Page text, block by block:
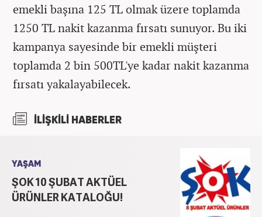
emekli başına 125 TL olmak üzere toplamda
1250 TL nakit kazanma fırsatı sunuyor. Bu iki
kampanya sayesinde bir emekli müşteri
toplamda 2 bin 500TL'ye kadar nakit kazanma
fırsatı yakalayabilecek.
İLİŞKİLİ HABERLER
YAŞAM
ŞOK 10 ŞUBAT AKTÜEL
ÜRÜNLER KATALOĞU!